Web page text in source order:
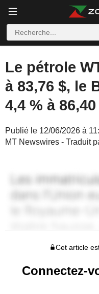
Le pétrole
à 83,76 $, le
4,4 % à
Publié le 12/06/2026 à
MT Newswires - Traduit
Cet article
Connectez-